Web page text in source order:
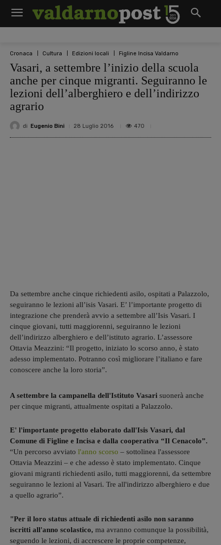
Cronaca Cultura Edizioni locali Figline Incisa Valdarno
Vasari, a settembre l’inizio della scuola
anche per cinque migranti. Seguiranno le
lezioni dell’alberghiero e dell’indirizzo
agrario
di Eugenio Bini 28 Luglio 2016 470
Da settembre anche cinque richiedenti asilo, ospitati a Palazzolo,
seguiranno le lezioni all’isis Vasari. E’ l’importante progetto di
integrazione che prenderà avvio a settembre all’Isis Vasari. I
cinque giovani, tutti maggiorenni, seguiranno le lezioni
dell’indirizzo alberghiero e dell’istituto agrario. L’assessore
Ottavia Meazzini: “Il progetto, iniziato lo scorso anno, è stato
adesso implementato. Potranno così migliorare l’italiano e fare
conoscere anche la loro storia”.
A settembre la campanella dell'Istituto Vasari suonerà anche
per cinque migranti, attualmente ospitati a Palazzolo.
E' l'importante progetto elaborato dall'Isis Vasari, dal
Comune di Figline e Incisa e dalla cooperativa “Il Cenacolo”.
“Un percorso avviato l'anno scorso – sottolinea l'assessore
Ottavia Meazzini – e che adesso è stato implementato. Cinque
giovani migranti richiedenti asilo, tutti maggiorenni, da settembre
seguiranno le lezioni al Vasari. Tre all'indirizzo alberghiero e due
a quello agrario”.
"Per il loro status attuale di richiedenti asilo non saranno
iscritti all'anno scolastico, ma avranno comunque la possibilità,
seguendo le lezioni, di accrescere le proprie competenze,